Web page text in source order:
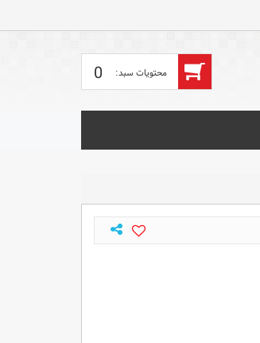
0